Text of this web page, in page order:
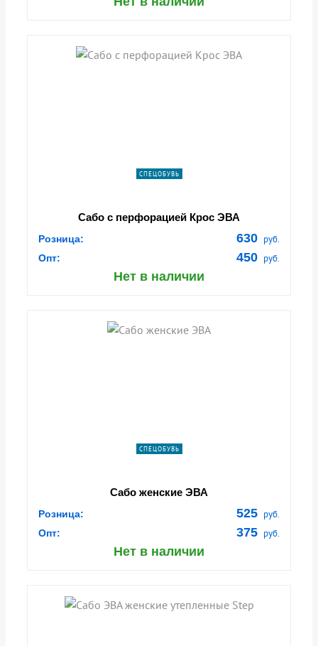
СПЕЦОБУВЬ
Сабо с перфорацией Крос ЭВА
Розница: 630 руб.
Опт: 450 руб.
Нет в наличии
СПЕЦОБУВЬ
Сабо женские ЭВА
Розница: 525 руб.
Опт: 375 руб.
Нет в наличии